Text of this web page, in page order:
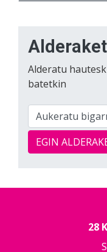
Alderatu
batetkin
EGIN
28